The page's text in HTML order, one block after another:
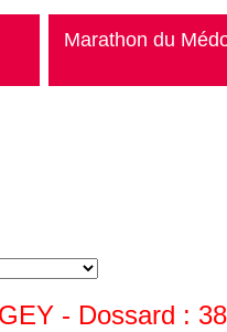
Marathon du
- Dossard :